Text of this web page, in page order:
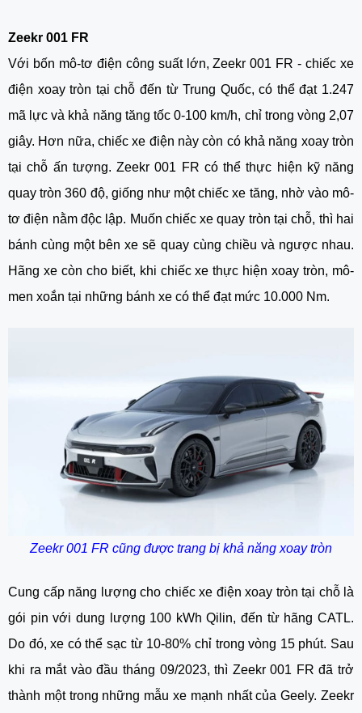
Zeekr 001 FR
Với bốn mô-tơ điện công suất lớn, Zeekr 001 FR - chiếc xe
điện xoay tròn tại chỗ đến từ Trung Quốc, có thể đạt 1.247
mã lực và khả năng tăng tốc 0-100 km/h, chỉ trong vòng 2,07
giây. Hơn nữa, chiếc xe điện này còn có khả năng xoay tròn
tại chỗ ấn tượng. Zeekr 001 FR có thể thực hiện kỹ năng
quay tròn 360 độ, giống như một chiếc xe tăng, nhờ vào mô-
tơ điện nằm độc lập. Muốn chiếc xe quay tròn tại chỗ, thì hai
bánh cùng một bên xe sẽ quay cùng chiều và ngược nhau.
Hãng xe còn cho biết, khi chiếc xe thực hiện xoay tròn, mô-
men xoắn tại những bánh xe có thể đạt mức 10.000 Nm.
Zeekr 001 FR cũng được trang bị khả năng xoay tròn
Cung cấp năng lượng cho chiếc xe điện xoay tròn tại chỗlà
gói pin với dung lượng 100 kWh Qilin, đến từ hãng CATL.
Do đó, xe có thể sạc từ 10-80% chỉ trong vòng 15 phút. Sau
khi ra mắt vào đầu tháng 09/2023, thì Zeekr 001 FR đã trở
thành một trong những mẫu xe mạnh nhất của Geely. Zeekr